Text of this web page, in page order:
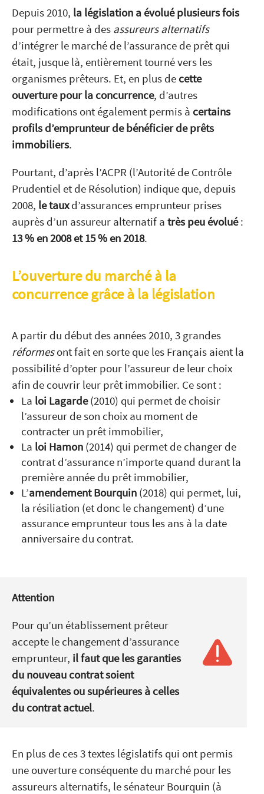
Depuis 2010, la législation a évolué plusieurs fois
pour permettre à des assureurs alternatifs
d’intégrer le marché de l’assurance de prêt qui
était, jusque là, entièrement tourné vers les
organismes prêteurs. Et, en plus de cette
ouverture pour la concurrence, d’autres
modifications ont également permis à certains
profils d’emprunteur de bénéficier de prêts
immobiliers.
Pourtant, d’après l’ACPR (l’Autorité de Contrôle
Prudentiel et de Résolution) indique que, depuis
2008, le tauxd’assurances emprunteur prises
auprès d’un assureur alternatif a très peu évolué:
13 % en 2008 et 15 % en 2018.
L’ouverture du marché à la
concurrence grâce à la législation
A partir du début des années 2010, 3 grandes
réformesont fait en sorte que les Français aient la
possibilité d’opter pour l’assureur de leur choix
afin de couvrir leur prêt immobilier. Ce sont :
La loi Lagarde(2010) qui permet de choisir
l’assureur de son choix au moment de
contracter un prêt immobilier,
La loi Hamon (2014) qui permet de changer de
contrat d’assurance n’importe quand durant la
première année du prêt immobilier,
L’amendement Bourquin (2018) qui permet, lui,
la résiliation (et donc le changement) d’une
assurance emprunteur tous les ans à la date
anniversaire du contrat.
Attention
Pour qu’un établissement prêteur
accepte le changement d’assurance
emprunteur, il faut que les garanties
du nouveau contrat soient
équivalentes ou supérieures à celles
du contrat actuel.
En plus de ces 3 textes législatifs qui ont permis
une ouverture conséquente du marché pour les
assureurs alternatifs, le sénateur Bourquin (à